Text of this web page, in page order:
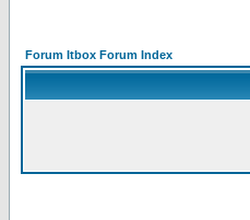
Forum Itbox Forum Index